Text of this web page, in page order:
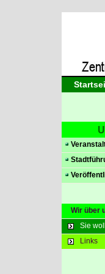
Wir über
Sie
Links